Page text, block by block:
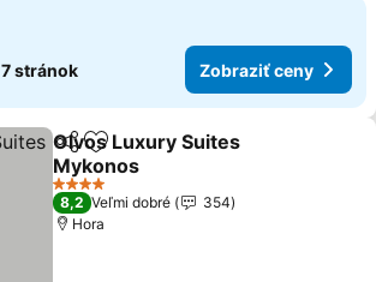
7 stránok Zobraziť ceny
ZdieľaťPridať do obľúbených
Olvos Luxury Suites
Mykonos
Zobraziť ceny
4 Počet hviezdičiek
8,2 Veľmi dobré
354
Hora